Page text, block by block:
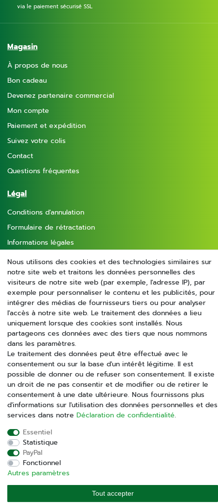
via le paiement sécurisé SSL
Magasin
À propos de nous
Bon cadeau
Devenez partenaire commercial
Mon compte
Paiement et expédition
Suivez votre colis
Contact
Questions fréquentes
Légal
Conditions d'annulation
Formulaire de rétractation
Informations légales
Politique de confidentialité
Conditions générales
Modes de paiement
Nous expédions avec
+49(0)89 58808889
© Copyright 2025 | animalixs by imima GmbH
Nous utilisons des cookies et des technologies similaires sur
notre site web et traitons les données personnelles des
visiteurs de notre site web (par exemple, l'adresse IP), par
exemple pour personnaliser le contenu et les publicités, pour
intégrer des médias de fournisseurs tiers ou pour analyser
l'accès à notre site web. Le traitement des données a lieu
uniquement lorsque des cookies sont installés. Nous
partageons ces données avec des tiers que nous nommons
dans les paramètres.
Le traitement des données peut être effectué avec le
consentement ou sur la base d'un intérêt légitime. Il est
possible de donner ou de refuser son consentement. Il existe
un droit de ne pas consentir et de modifier ou de retirer le
consentement à une date ultérieure. Nous fournissons plus
d'informations sur l'utilisation des données personnelles et des
services dans notre Déclaration de confidentialité.
Essentiel
Statistique
PayPal
Fonctionnel
Autres paramètres
Tout accepter